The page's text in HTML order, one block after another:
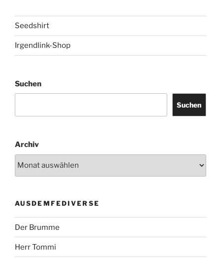
Seedshirt
Irgendlink-Shop
Suchen
Suchen
Archiv
AUSDEMFEDIVERSE
Der Brumme
Herr Tommi